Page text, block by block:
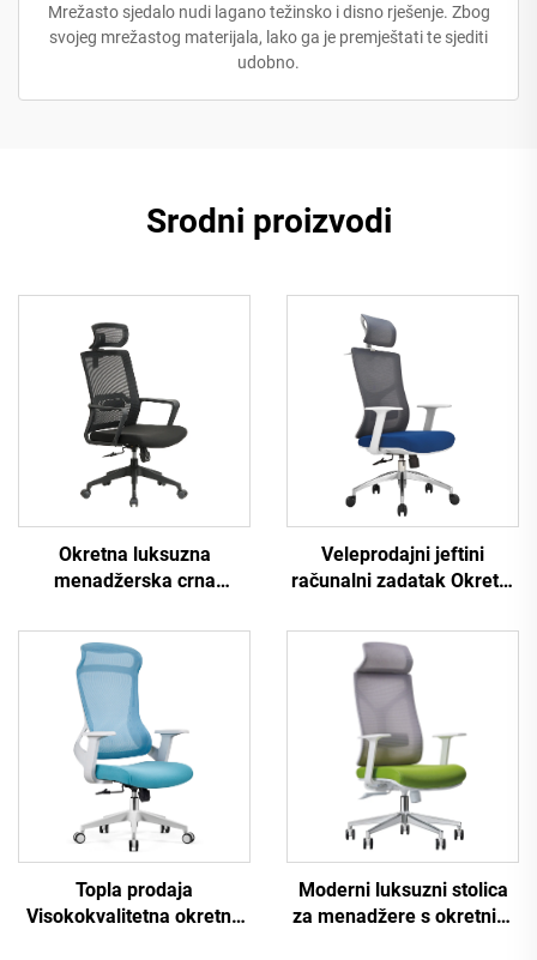
Mrežasto sjedalo nudi lagano težinsko i disno rješenje. Zbog
svojeg mrežastog materijala, lako ga je premještati te sjediti
udobno.
Srodni proizvodi
Okretna luksuzna
menadžerska crna
naslonom za osoblje
Zadatak Ergonomski
računalni stol Mrežasta
uredska stolica
Veleprodajni jeftini
računalni zadatak Okretni
Udobna ergonomska
uredska stolica od
mrežaste tkanine
Topla prodaja
Visokokvalitetna okretna
Moderni luksuzni stolica
za menadžere s okretnim